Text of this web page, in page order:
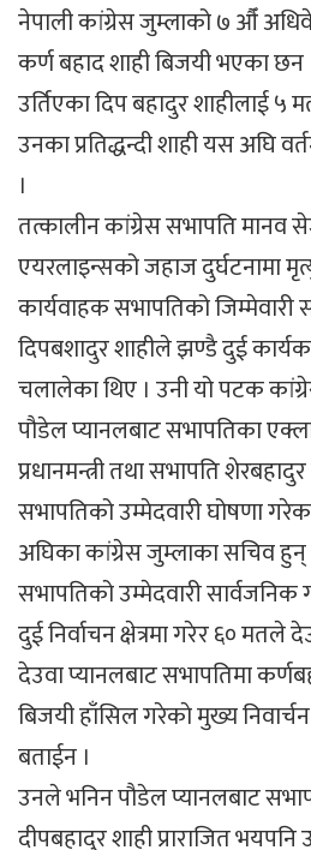
नेपाली कांग्रेस जुम्लाको ७ औँ
कर्ण बहाद शाही बिजयी भएका छन ।
उर्तिएका दिप बहादुर शाहीलाई ५
उनका प्रतिद्धन्दी शाही यस अघि
।
तत्कालीन कांग्रेस सभापति मानव
एयरलाइन्सको जहाज दुर्घटनामा
कार्यवाहक सभापतिको जिम्मेवारी
दिपबशादुर शाहीले झण्डै दुई
चलालेका थिए । उनी यो पटक
पौडेल प्यानलबाट सभापतिका
प्रधानमन्त्री तथा सभापति
सभापतिको उम्मेदवारी घोषणा
अघिका कांग्रेस जुम्लाका सचिव
सभापतिको उम्मेदवारी
दुई निर्वाचन क्षेत्रमा गरेर ६० मतले
देउवा प्यानलबाट सभापतिमा
बिजयी हाँसिल गरेकाे मुख्य
बताईन ।
उनले भनिन पौडेल प्यानलबाट
दीपबहादुर शाही प्राराजित